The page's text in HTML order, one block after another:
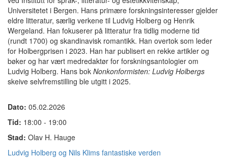
Universitetet i Bergen. Hans primære forskningsinteresser gjelder
eldre litteratur, særlig verkene til Ludvig Holberg og Henrik
Wergeland. Han fokuserer på litteratur fra tidlig moderne tid
(rundt 1700) og skandinavisk romantikk. Han overtok som leder
for Holbergprisen i 2023. Han har publisert en rekke artikler og
bøker og har vært medredaktør for forskningsantologier om
Ludvig Holberg. Hans bok Nonkonformisten: Ludvig Holbergs
skeive selvfremstilling ble utgitt i 2025.
Dato: 05.02.2026
Tid: 18:00 - 19:00
Stad: Olav H. Hauge
Ludvig Holberg og Nils Klims fantastiske verden